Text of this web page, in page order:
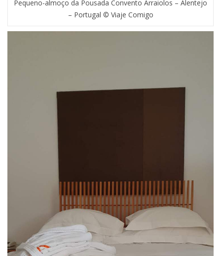
Pequeno-almoço da Pousada Convento Arraiolos – Alentejo
– Portugal © Viaje Comigo